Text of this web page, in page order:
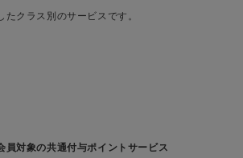
クラス別のサービスです。
員対象の共通付与ポイントサービス